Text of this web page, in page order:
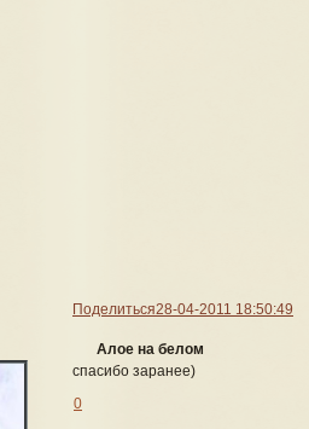
Поделиться28-04-2011 18:50:49
Алое на белом
спасибо заранее)
0